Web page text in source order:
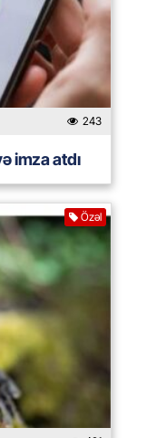
243
imza atdı
Özəl